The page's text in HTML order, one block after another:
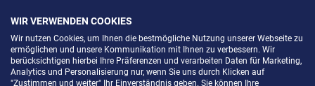
WIR VERWENDEN COOKIES
Wir nutzen Cookies, um Ihnen die bestmögliche Nutzung unserer Webseite zu
ermöglichen und unsere Kommunikation mit Ihnen zu verbessern. Wir
berücksichtigen hierbei Ihre Präferenzen und verarbeiten Daten für Marketing,
Analytics und Personalisierung nur, wenn Sie uns durch Klicken auf
"Zustimmen und weiter" Ihr Einverständnis geben. Sie können Ihre